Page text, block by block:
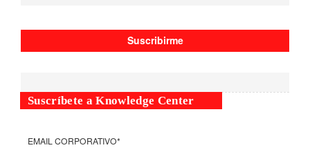
Suscríbete a Knowledge Center
EMAIL CORPORATIVO*